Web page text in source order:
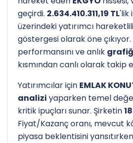
geçirdi. 2.634.410.311,19 TL'lik
üzerindeki yatırımcı
göstergesi olarak öne
performansını ve anlık
kısmından canlı olarak takip
Yatırımcılar için EMLAK
analizi yaparken temel
kritik ipuçları sunar. Şirketin
Fiyat/Kazanç oranı, mevcut
piyasa beklentisini